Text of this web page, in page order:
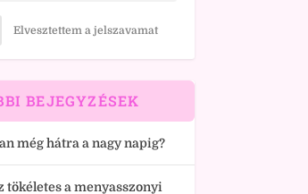
Elvesztettem a jelszavamat
BEJEGYZÉSEK
még hátra a nagy napig?
tökéletes a menyasszonyi